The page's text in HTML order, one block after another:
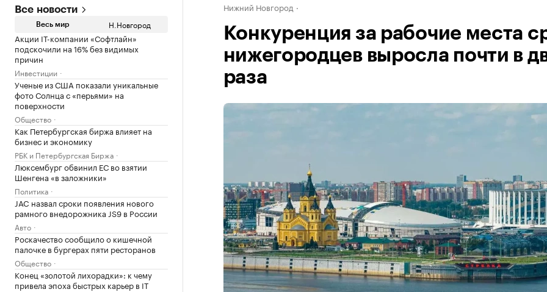
Все новости
Весь мир Н.Новгород
Акции IT-компании «Софтлайн»
подскочили на 16% без видимых
причин
Инвестиции
Ученые из США показали уникальные
фото Солнца с «перьями» на
поверхности
Общество
Как Петербургская биржа влияет на
бизнес и экономику
РБК и Петербургская Биржа
Люксембург обвинил ЕС во взятии
Шенгена «в заложники»
Политика
JAC назвал сроки появления нового
рамного внедорожника JS9 в России
Авто
Роскачество сообщило о кишечной
палочке в бургерах пяти ресторанов
Общество
Конец «золотой лихорадки»: к чему
привела эпоха быстрых карьер в IT
Нижний Новгород
Конкуренция за рабочие места
нижегородцев выросла почти в
раза